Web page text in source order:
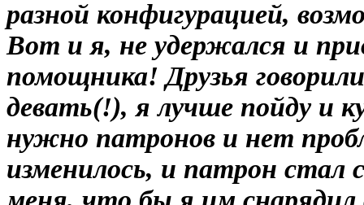
разной конфигурацией,
Вот и я, не удержался и
помощника! Друзья
девать(!), я лучше пойду и
нужно патронов и нет
изменилось, и патрон стал